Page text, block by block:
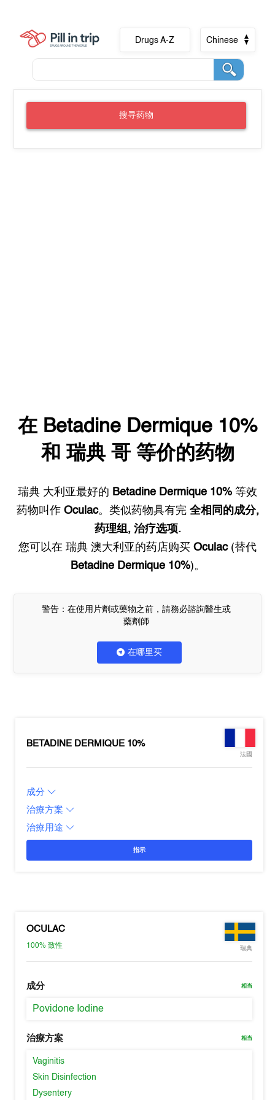
Drugs A-Z Chinese
搜寻药物
在 Betadine Dermique 10%
和瑞典哥 等价的药物
瑞典 大利亚最好的 Betadine Dermique 10% 等效
药物叫作 Oculac。类似药物具有完 全相同的成分,
药理组, 治疗选项.
您可以在 瑞典 澳大利亚的药店购买 Oculac(替代
Betadine Dermique 10%)。
警告：在使用片劑或藥物之前，請務必諮詢醫生或
藥劑師
在哪里买
BETADINE DERMIQUE 10%
法國
成分
治療方案
治療用途
指示
OCULAC
100%致性 瑞典
成分 相当
Povidone Iodine
治療方案 相当
Vaginitis
Skin Disinfection
Dysentery